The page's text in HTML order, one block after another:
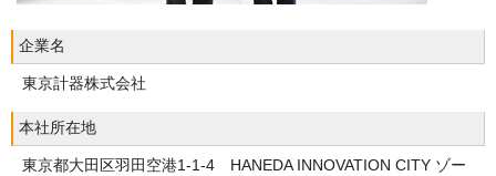
企業名
東京計器株式会社
本社所在地
東京都大田区羽田空港1-1-4 HANEDA INNOVATION CITY ゾー